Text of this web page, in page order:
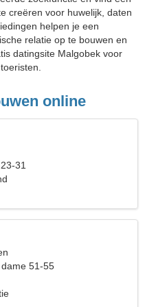
creëren voor huwelijk, daten
helpen je een
relatie op te bouwen en
datingsite Malgobek voor
online
31
51-55